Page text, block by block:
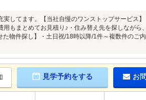
してます。【当社自慢のワンストップサービス
もまとめてお見積り♪・住み替え先を探しながら
物件探し】・土日祝/18時以降/1件～複数件のご
見学予約をする お